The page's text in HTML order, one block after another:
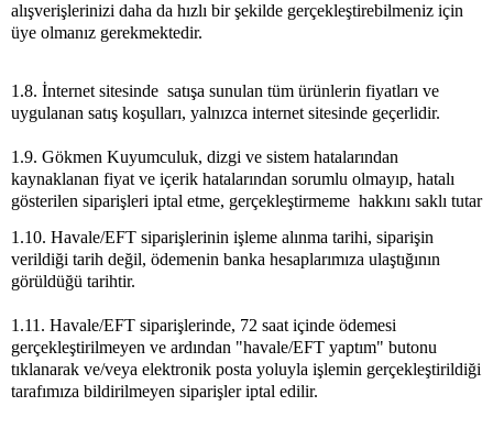
alışverişlerinizi daha da hızlı bir şekilde gerçekleştirebilmeniz için
üye olmanız gerekmektedir.
1.8. İnternet sitesinde satışa sunulan tüm ürünlerin fiyatları ve
uygulanan satış koşulları, yalnızca internet sitesinde geçerlidir.
1.9. Gökmen Kuyumculuk, dizgi ve sistem hatalarından
kaynaklanan fiyat ve içerik hatalarından sorumlu olmayıp, hatalı
gösterilen siparişleri iptal etme, gerçekleştirmeme hakkını saklı tutar
1.10. Havale/EFT siparişlerinin işleme alınma tarihi, siparişin
verildiği tarih değil, ödemenin banka hesaplarımıza ulaştığının
görüldüğü tarihtir.
1.11. Havale/EFT siparişlerinde, 72 saat içinde ödemesi
gerçekleştirilmeyen ve ardından "havale/EFT yaptım" butonu
tıklanarak ve/veya elektronik posta yoluyla işlemin gerçekleştirildiği
tarafımıza bildirilmeyen siparişler iptal edilir.